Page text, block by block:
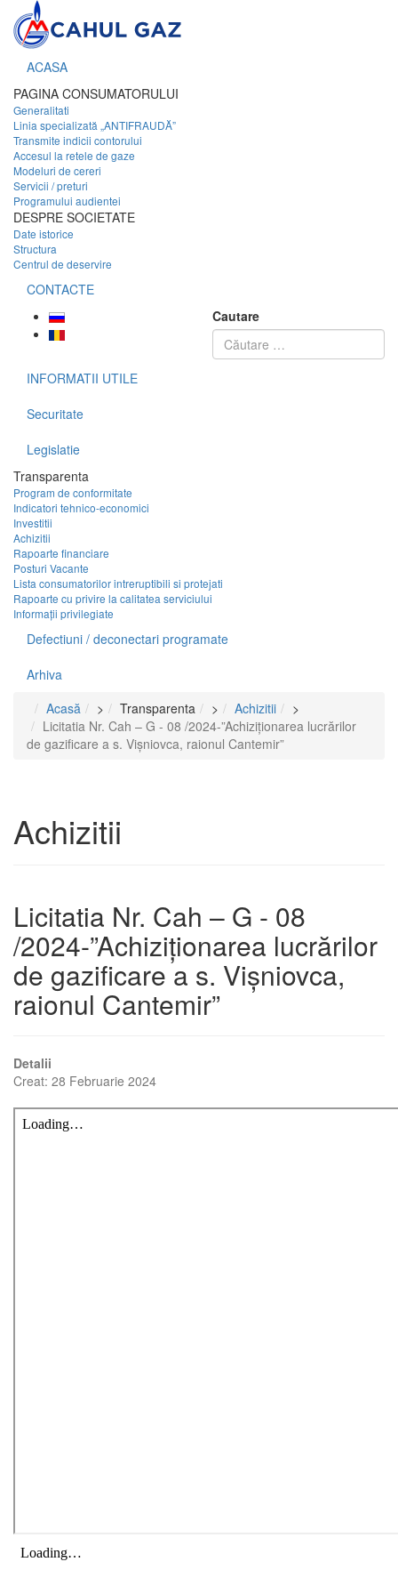
ACASA
PAGINA CONSUMATORULUI
Generalitati
Linia specializată „ANTIFRAUDĂ”
Transmite indicii contorului
Accesul la retele de gaze
Modeluri de cereri
Servicii / preturi
Programului audientei
DESPRE SOCIETATE
Date istorice
Structura
Centrul de deservire
CONTACTE
Cautare
INFORMATII UTILE
Securitate
Legislatie
Transparenta
Program de conformitate
Indicatori tehnico-economici
Investitii
Achizitii
Rapoarte financiare
Posturi Vacante
Lista consumatorilor intreruptibili si protejati
Rapoarte cu privire la calitatea serviciului
Informații privilegiate
Defectiuni / deconectari programate
Arhiva
Acasă
> Transparenta > Achizitii
>
Licitatia Nr. Cah – G - 08 /2024-”Achiziționarea lucrărilor
de gazificare a s. Vișniovca, raionul Cantemir”
Achizitii
Licitatia Nr. Cah – G - 08
/2024-”Achiziționarea lucrărilor
de gazificare a s. Vișniovca,
raionul Cantemir”
Detalii
Creat: 28 Februarie 2024